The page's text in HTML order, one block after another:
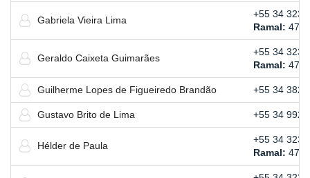
Gabriela Vieira Lima
+55 34
Ramal: 4731
Geraldo Caixeta Guimarães
+55 34
Ramal: 4727
Guilherme Lopes de Figueiredo Brandão +55 34
Gustavo Brito de Lima +55 34
Hélder de Paula
+55 34
Ramal: 4736